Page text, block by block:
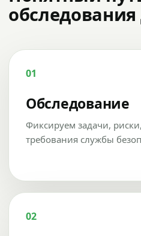
обследования
01
Обследование
Фиксируем задачи,
требования службы
02